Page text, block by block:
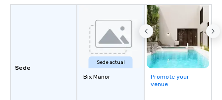
Cvent Top Vendor,
professionals for our
flexibility, and reliable
Sede
Sede actual
Bix Manor
Promote your
venue